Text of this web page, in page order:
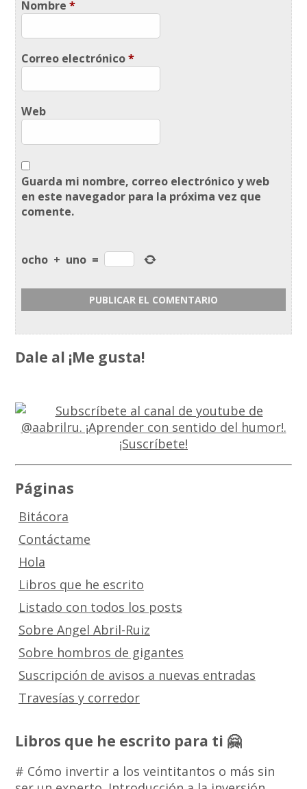
Nombre*
Correo electrónico*
Web
Guarda mi nombre, correo electrónico y web
en este navegador para la próxima vez que
comente.
ocho + uno =
Dale al ¡Me gusta!
Páginas
Bitácora
Contáctame
Hola
Libros que he escrito
Listado con todos los posts
Sobre Angel Abril-Ruiz
Sobre hombros de gigantes
Suscripción de avisos a nuevas entradas
Travesías y corredor
Libros que he escrito para ti 🤗
# Cómo invertir a los veintitantos o más sin